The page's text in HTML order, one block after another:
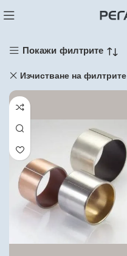
Покажи филтрите
Изчистване на филтрите